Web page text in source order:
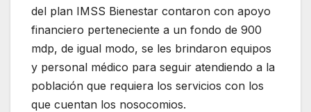
del plan IMSS Bienestar contaron con apoyo
financiero perteneciente a un fondo de 900
mdp, de igual modo, se les brindaron equipos
y personal médico para seguir atendiendo a la
población que requiera los servicios con los
que cuentan los nosocomios.